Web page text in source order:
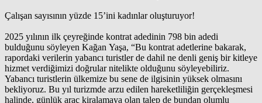
Çalışan sayısının yüzde 15’ini kadınlar oluşturuyor!
2025 yılının ilk çeyreğinde kontrat adedinin 798 bin adedi
bulduğunu söyleyen Kağan Yaşa, “Bu kontrat adetlerine bakarak,
rapordaki verilerin yabancı turistler de dahil ne denli geniş bir kitleye
hizmet verdiğimizi doğrular nitelikte olduğunu söyleyebiliriz.
Yabancı turistlerin ülkemize bu sene de ilgisinin yüksek olmasını
bekliyoruz. Bu yıl turizmde arzu edilen hareketliliğin gerçekleşmesi
halinde, günlük araç kiralamaya olan talep de bundan olumlu